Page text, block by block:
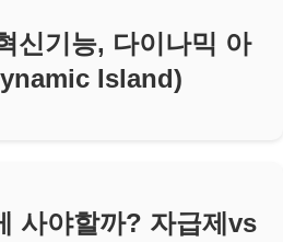
신기능, 다이나믹 아
Island)
사야할까? 자급제vs